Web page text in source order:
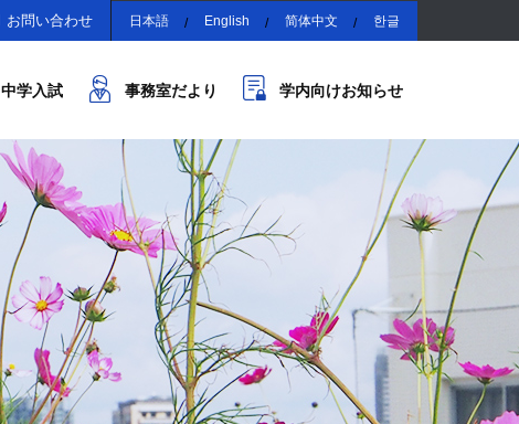
お問い合わせ 日本語 English 简体中文 한글
中学入試 事務室だより 学内向けお知らせ